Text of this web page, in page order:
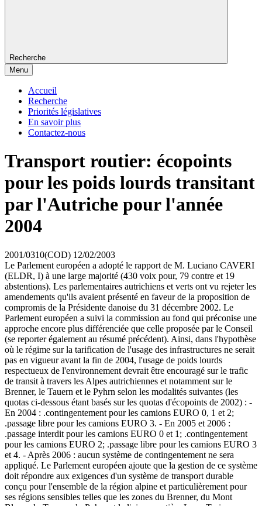
Recherche
Menu
Accueil
Recherche
Priorités législatives
En savoir plus
Contactez-nous
Transport routier: écopoints
pour les poids lourds transitant
par l'Autriche pour l'année
2004
2001/0310(COD) 12/02/2003
Le Parlement européen a adopté le rapport de M. Luciano CAVERI
(ELDR, I) à une large majorité (430 voix pour, 79 contre et 19
abstentions). Les parlementaires autrichiens et verts ont vu rejeter les
amendements qu'ils avaient présenté en faveur de la proposition de
compromis de la Présidente danoise du 31 décembre 2002. Le
Parlement européen a suivi la commission au fond qui préconise une
approche encore plus différenciée que celle proposée par le Conseil
(se reporter également au résumé précédent). Ainsi, dans l'hypothèse
où le régime sur la tarification de l'usage des infrastructures ne serait
pas en vigueur avant la fin de 2004, l'usage de poids lourds
respectueux de l'environnement devrait être encouragé sur le trafic
de transit à travers les Alpes autrichiennes et notamment sur le
Brenner, le Tauern et le Pyhrn selon les modalités suivantes (les
quotas ci-dessous étant basés sur les quotas d'écopoints de 2002) : -
En 2004 : .contingentement pour les camions EURO 0, 1 et 2;
.passage libre pour les camions EURO 3. - En 2005 et 2006 :
.passage interdit pour les camions EURO 0 et 1; .contingentement
pour les camions EURO 2; .passage libre pour les camions EURO 3
et 4. - Après 2006 : aucun système de contingentement ne sera
appliqué. Le Parlement européen ajoute que la gestion de ce système
doit répondre aux exigences d'un système de transport durable
conçu pour l'ensemble de la région alpine et particulièrement pour
ses régions sensibles telles que les zones du Brenner, du Mont